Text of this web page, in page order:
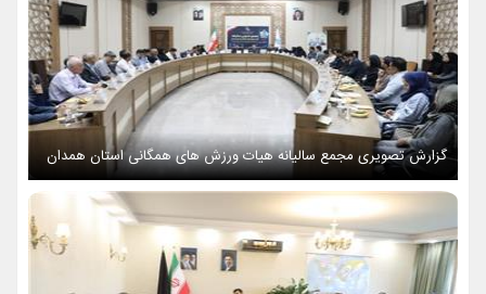
گزارش تصویری مجمع سالیانه هیات ورزش های همگانی استان همدان